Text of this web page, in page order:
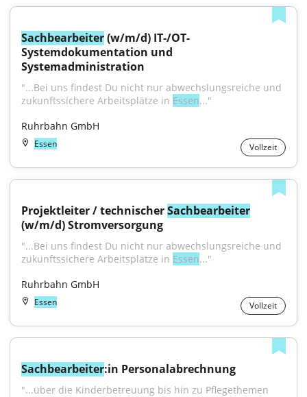
Sachbearbeiter (w/m/d) IT-/OT-
Systemdokumentation und
Systemadministration
"...Bei uns findest Du nicht nur abwechslungsreiche und
zukunftssichere Arbeitsplätze in Essen..."
Ruhrbahn GmbH
Essen Vollzeit
Projektleiter / technischer Sachbearbeiter
(w/m/d) Stromversorgung
"...Bei uns findest Du nicht nur abwechslungsreiche und
zukunftssichere Arbeitsplätze in Essen..."
Ruhrbahn GmbH
Essen Vollzeit
Sachbearbeiter:in Personalabrechnung
"...über die Kinderbetreuung bis hin zu Pflegethemen